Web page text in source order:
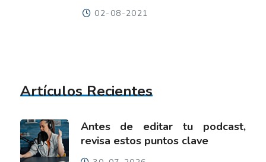
02-08-2021
Artículos Recientes
Antes de editar tu podcast,
revisa estos puntos clave